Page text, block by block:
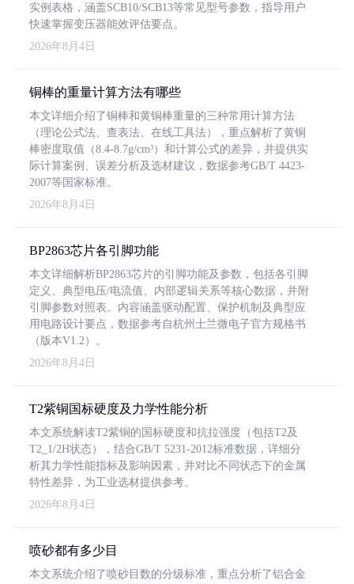
实例表格，涵盖SCB10/SCB13等常见型号参数，指导用户
快速掌握变压器能效评估要点。
2026年8月4日
铜棒的重量计算方法有哪些
本文详细介绍了铜棒和黄铜棒重量的三种常用计算方法
（理论公式法、查表法、在线工具法），重点解析了黄铜
棒密度取值（8.4-8.7g/cm³）和计算公式的差异，并提供实
际计算案例、误差分析及选材建议，数据参考GB/T 4423-
2007等国家标准。
2026年8月4日
BP2863芯片各引脚功能
本文详细解析BP2863芯片的引脚功能及参数，包括各引脚
定义、典型电压/电流值、内部逻辑关系等核心数据，并附
引脚参数对照表。内容涵盖驱动配置、保护机制及典型应
用电路设计要点，数据参考自杭州士兰微电子官方规格书
（版本V1.2）。
2026年8月4日
T2紫铜国标硬度及力学性能分析
本文系统解读T2紫铜的国标硬度和抗拉强度（包括T2及
T2_1/2H状态），结合GB/T 5231-2012标准数据，详细分
析其力学性能指标及影响因素，并对比不同状态下的金属
特性差异，为工业选材提供参考。
2026年8月4日
喷砂都有多少目
本文系统介绍了喷砂目数的分级标准，重点分析了铝合金